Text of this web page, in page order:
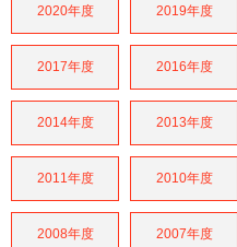
2020年度 2019年度
2017年度 2016年度
2014年度 2013年度
2011年度 2010年度
2008年度 2007年度